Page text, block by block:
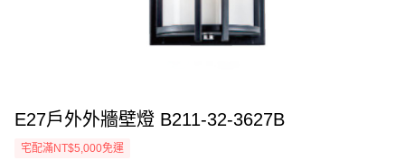
E27戶外外牆壁燈 B211-32-3627B
宅配滿NT$5,000免運